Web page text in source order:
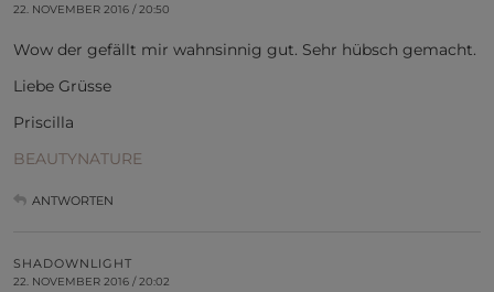
22. NOVEMBER 2016 / 20:50
Wow der gefällt mir wahnsinnig gut. Sehr hübsch gemacht.
Liebe Grüsse
Priscilla
BEAUTYNATURE
ANTWORTEN
SHADOWNLIGHT
22. NOVEMBER 2016 / 20:02